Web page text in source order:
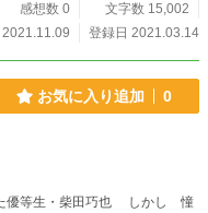
感想数 0
文字数 15,002
登録日 2021.03.14
お気に入り追加 0
優等生・柴田巧也 しかし 憧